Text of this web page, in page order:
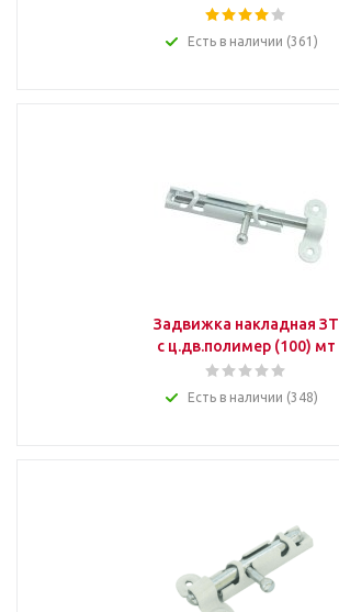
Есть в наличии (361)
Задвижка накладная ЗТ
с ц.дв.полимер (100) мт
Есть в наличии (348)